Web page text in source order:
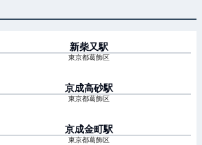
新柴又駅
東京都葛飾区
京成高砂駅
東京都葛飾区
京成金町駅
東京都葛飾区